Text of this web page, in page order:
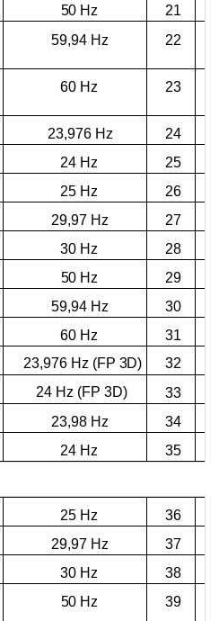
50 Hz
21
59,94 Hz 22
60 Hz 23
23,976 Hz
24
24 Hz
25
25 Hz
26
29,97 Hz
27
30 Hz
28
50 Hz
29
59,94 Hz
30
60 Hz
31
23,976 Hz (FP 3D)
32
24 Hz (FP 3D)
33
23,98 Hz
34
24 Hz 35
25 Hz
36
29,97 Hz
37
30 Hz
38
50 Hz 39